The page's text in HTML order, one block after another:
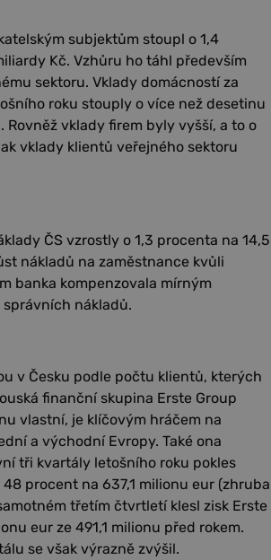
subjektům stoupl o 1,4
Kč. Vzhůru ho táhl především
sektoru. Vklady domácností za
roku stouply o více než desetinu
Rovněž vklady firem byly vyšší, a to o
vklady klientů veřejného sektoru
ČS vzrostly o 1,3 procenta na 14,5
nákladů na zaměstnance kvůli
banka kompenzovala mírným
nákladů.
v Česku podle počtu klientů, kterých
finanční skupina Erste Group
vlastní, je klíčovým hráčem na
a východní Evropy. Také ona
tři kvartály letošního roku pokles
procent na 637,1 milionu eur (zhruba
třetím čtvrtletí klesl zisk Erste
eur ze 491,1 milionu před rokem.
se však výrazně zvýšil.